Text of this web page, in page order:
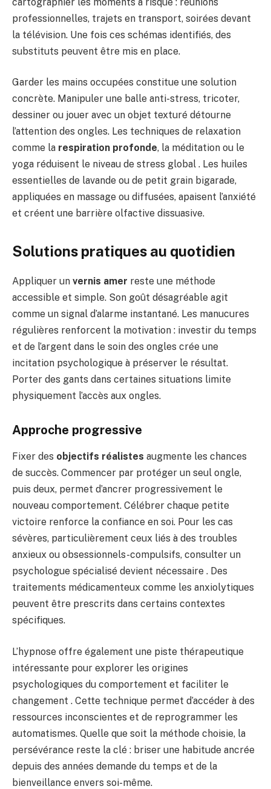
professionnelles, trajets en transport, soirées devant
la télévision. Une fois ces schémas identifiés, des
substituts peuvent être mis en place.
Garder les mains occupées constitue une solution
concrète. Manipuler une balle anti-stress, tricoter,
dessiner ou jouer avec un objet texturé détourne
l’attention des ongles. Les techniques de relaxation
comme la respiration profonde, la méditation ou le
yoga réduisent le niveau de stress global . Les huiles
essentielles de lavande ou de petit grain bigarade,
appliquées en massage ou diffusées, apaisent l’anxiété
et créent une barrière olfactive dissuasive.
Solutions pratiques au quotidien
Appliquer un vernis amer reste une méthode
accessible et simple. Son goût désagréable agit
comme un signal d’alarme instantané. Les manucures
régulières renforcent la motivation : investir du temps
et de l’argent dans le soin des ongles crée une
incitation psychologique à préserver le résultat.
Porter des gants dans certaines situations limite
physiquement l’accès aux ongles.
Approche progressive
Fixer des objectifs réalistes augmente les chances
de succès. Commencer par protéger un seul ongle,
puis deux, permet d’ancrer progressivement le
nouveau comportement. Célébrer chaque petite
victoire renforce la confiance en soi. Pour les cas
sévères, particulièrement ceux liés à des troubles
anxieux ou obsessionnels-compulsifs, consulter un
psychologue spécialisé devient nécessaire . Des
traitements médicamenteux comme les anxiolytiques
peuvent être prescrits dans certains contextes
spécifiques.
L’hypnose offre également une piste thérapeutique
intéressante pour explorer les origines
psychologiques du comportement et faciliter le
changement . Cette technique permet d’accéder à des
ressources inconscientes et de reprogrammer les
automatismes. Quelle que soit la méthode choisie, la
persévérance reste la clé : briser une habitude ancrée
depuis des années demande du temps et de la
bienveillance envers soi-même.